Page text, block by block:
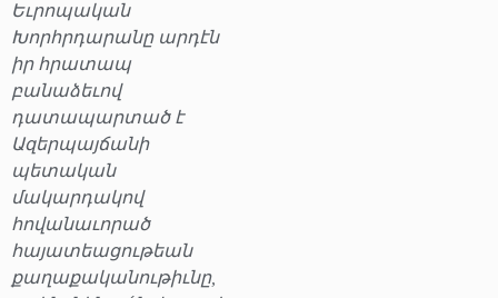
Եւրոպական
Խորհրդարանը արդէն
իր հրատապ
բանաձեւով
դատապարտած է
Ազերպայճանի
պետական
մակարդակով
հովանաւորած
հայատեացութեան
քաղաքականութիւնը,